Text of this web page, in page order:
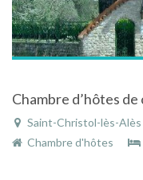
Saint-Christol-lès-Alès (31
Chambre d'hôtes